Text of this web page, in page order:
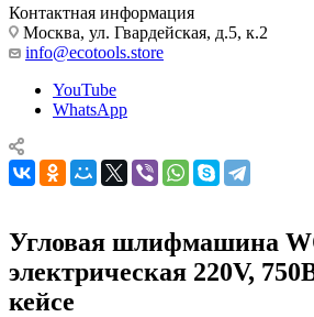
Контактная информация
Москва, ул. Гвардейская, д.5, к.2
info@ecotools.store
YouTube
WhatsApp
Угловая шлифмашина
электрическая 220V,
кейсе